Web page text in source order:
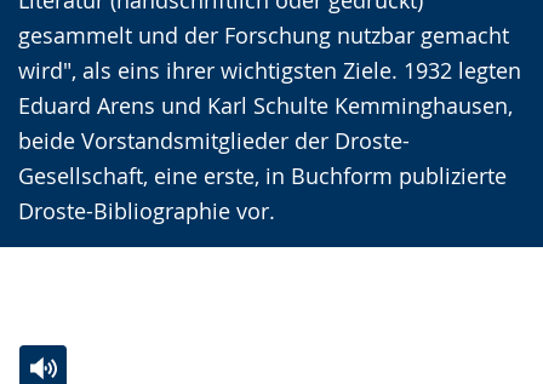
gesammelt und der Forschung nutzbar gemacht
wird", als eins ihrer wichtigsten Ziele. 1932 legten
Eduard Arens und Karl Schulte Kemminghausen,
beide Vorstandsmitglieder der Droste-
Gesellschaft, eine erste, in Buchform publizierte
Droste-Bibliographie vor.